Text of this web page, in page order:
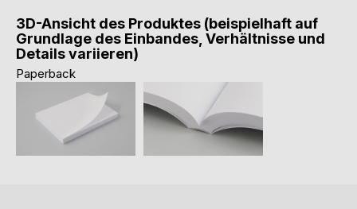
3D-Ansicht des Produktes (beispielhaft auf
Grundlage des Einbandes, Verhältnisse und
Details variieren)
Paperback